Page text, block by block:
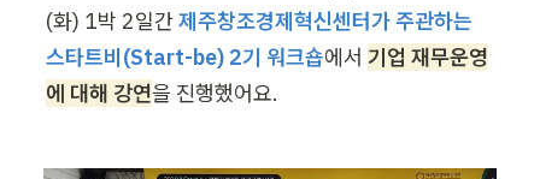
(화) 1박 2일간 제주창조경제혁신센터가 주관하는
스타트비(Start-be) 2기 워크숍에서 기업 재무운영
에 대해 강연을 진행했어요.